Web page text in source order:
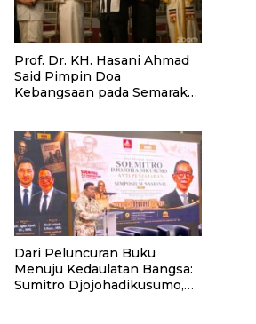
Prof. Dr. KH. Hasani Ahmad
Said Pimpin Doa
Kebangsaan pada Semarak
Pemasyarakatan RI
Dari Peluncuran Buku
Menuju Kedaulatan Bangsa:
Sumitro Djojohadikusumo,